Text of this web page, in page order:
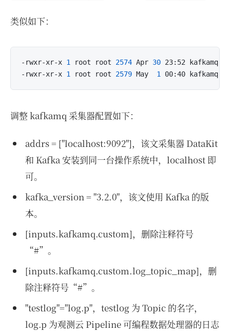
类似如下：
-rwxr-xr-x 1 root root 2574 Apr 30 23:52
-rwxr-xr-x 1 root root 2579 May 1
调整 kafkamq 采集器配置如下：
addrs = ["localhost:9092"]，该文采集器 DataKit
和 Kafka 安装到同一台操作系统中，localhost 即
可。
kafka_version = "3.2.0"，该文使用 Kafka 的版
本。
[inputs.kafkamq.custom]，删除注释符号
“#”。
[inputs.kafkamq.custom.log_topic_map]，删
除注释符号“#”。
"testlog"="log.p"，testlog 为 Topic 的名字，
log.p 为观测云 Pipeline 可编程数据处理器的日志